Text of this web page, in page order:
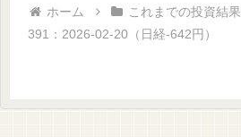
ホーム これまでの投資結果
391：2026-02-20（日経-642円）